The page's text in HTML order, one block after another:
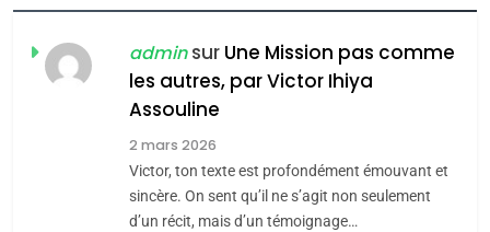
«Tu dis génocide, je dis
guerre»: La nouvelle
chanson de Boy George
ISRAÉL JUDAISME
Tout sur la Nostalgie
adminsur Une Mission pas comme
les autres, par Victor Ihiya
Assouline
2 mars 2026
Victor, ton texte est profondément émouvant et
sincère. On sent qu’il ne s’agit non seulement
d’un récit, mais d’un témoignage…
l’antisémitisme
6
FIÈRE, DIGNE ET RÉSILIENTE :
POURQUOI JE REVENDIQUE
MA JUDAÏTE par Thérèse
Zrihen-Dvir
ISRAÉL JUDAISME